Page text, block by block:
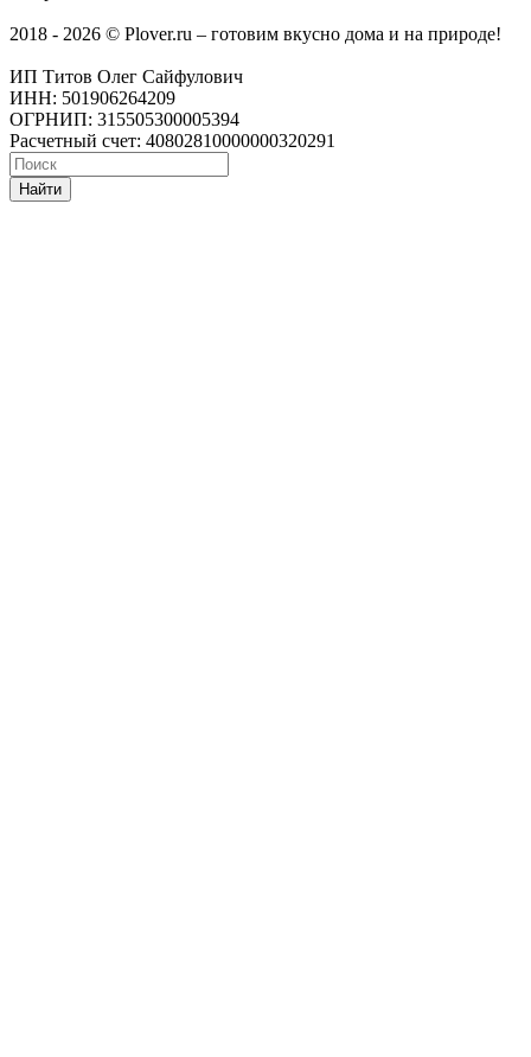
2018 - 2026 © Plover.ru – готовим вкусно дома и на природе!
ИП Титов Олег Сайфулович
ИНН: 501906264209
ОГРНИП: 315505300005394
Расчетный счет: 40802810000000320291
Найти